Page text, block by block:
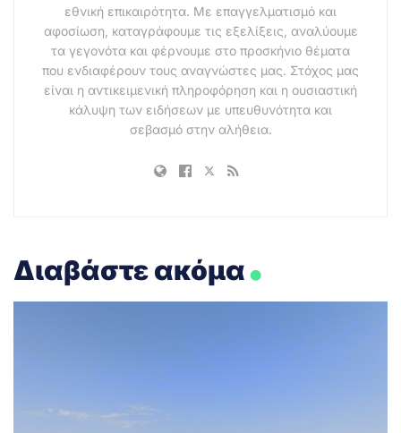
εθνική επικαιρότητα. Με επαγγελματισμό και
αφοσίωση, καταγράφουμε τις εξελίξεις, αναλύουμε
τα γεγονότα και φέρνουμε στο προσκήνιο θέματα
που ενδιαφέρουν τους αναγνώστες μας. Στόχος μας
είναι η αντικειμενική πληροφόρηση και η ουσιαστική
κάλυψη των ειδήσεων με υπευθυνότητα και
σεβασμό στην αλήθεια.
Διαβάστε ακόμα.